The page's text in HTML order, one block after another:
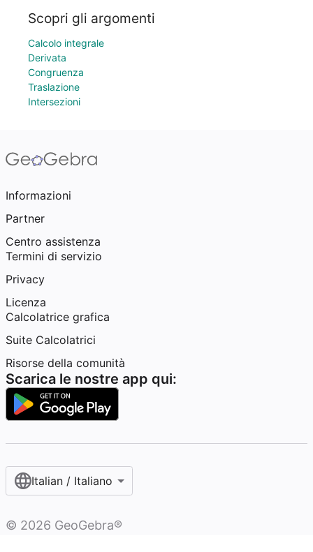
Scopri gli argomenti
Calcolo integrale
Derivata
Congruenza
Traslazione
Intersezioni
Informazioni
Partner
Centro assistenza
Termini di servizio
Privacy
Licenza
Calcolatrice grafica
Suite Calcolatrici
Risorse della comunità
Scarica le nostre app qui:
Italian / Italiano‎
© 2026 GeoGebra®